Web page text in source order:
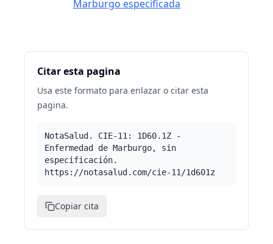
Marburgo especificada
Citar esta pagina
Usa este formato para enlazar o citar esta
pagina.
NotaSalud. CIE-11: 1D60.1Z -
Enfermedad de Marburgo, sin
especificación.
https://notasalud.com/cie-11/1d601z
Copiar cita